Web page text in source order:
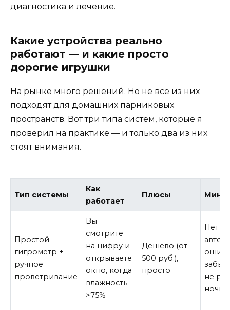
диагностика и лечение.
Какие устройства реально
работают — и какие просто
дорогие игрушки
На рынке много решений. Но не все из них
подходят для домашних парниковых
пространств. Вот три типа систем, которые я
проверил на практике — и только два из них
стоят внимания.
Тип системы
Как
работает
Плюсы
Простой
гигрометр +
ручное
проветривание
Вы
смотрите
на цифру и
открываете
окно, когда
влажность
>75%
Дешёво (от
500 руб.),
просто
Нет
не
ночью